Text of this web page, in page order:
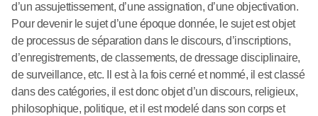
d’un assujettissement, d’une assignation, d’une objectivation.
Pour devenir le sujet d’une époque donnée, le sujet est objet
de processus de séparation dans le discours, d’inscriptions,
d’enregistrements, de classements, de dressage disciplinaire,
de surveillance, etc. Il est à la fois cerné et nommé, il est classé
dans des catégories, il est donc objet d’un discours, religieux,
philosophique, politique, et il est modelé dans son corps et